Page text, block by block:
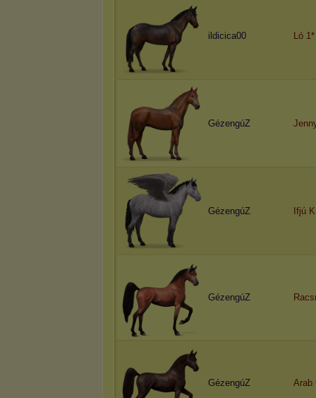
ildicica00 Ló 1*
GézengúZ
GézengúZ Ifjú
GézengúZ
GézengúZ Arab